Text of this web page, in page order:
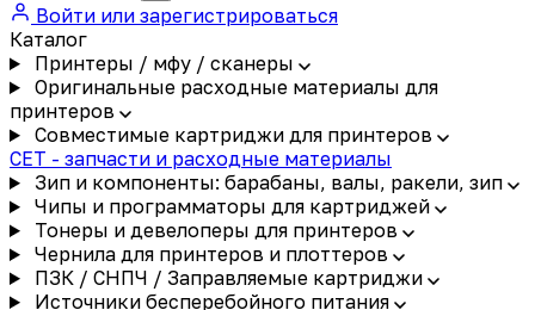
Войти или зарегистрироваться
Каталог
Принтеры / мфу / сканеры
Оригинальные расходные материалы для
принтеров
Совместимые картриджи для принтеров
CET - запчасти и расходные материалы
Зип и компоненты: барабаны, валы, ракели, зип
Чипы и программаторы для картриджей
Тонеры и девелоперы для принтеров
Чернила для принтеров и плоттеров
ПЗК / СНПЧ / Заправляемые картриджи
Источники бесперебойного питания